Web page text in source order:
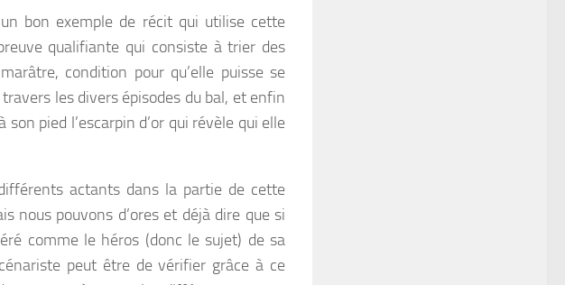
bon exemple de récit qui utilise cette
qualifiante qui consiste à trier des
condition pour qu’elle puisse se
les divers épisodes du bal, et enfin
pied l’escarpin d’or qui révèle qui elle
actants dans la partie de cette
nous pouvons d’ores et déjà dire que si
comme le héros (donc le sujet) de sa
peut être de vérifier grâce à ce